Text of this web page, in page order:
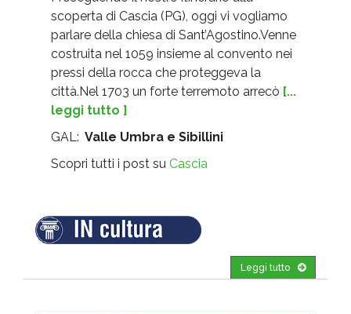
scoperta di Cascia (PG), oggi vi vogliamo
parlare della chiesa di Sant’Agostino.Venne
costruita nel 1059 insieme al convento nei
pressi della rocca che proteggeva la
città.Nel 1703 un forte terremoto arrecò [...
leggi tutto ]
GAL: Valle Umbra e Sibillini
Scopri tutti i post su Cascia
Leggi tutto